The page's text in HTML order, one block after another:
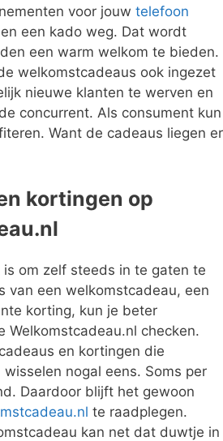
voor jouw telefoon
een kado weg. Dat wordt
een warm welkom te bieden.
welkomstcadeaus ook ingezet
nieuwe klanten te werven en
concurrent. Als consument kun
Want de cadeaus liegen er
kortingen op
om zelf steeds in te gaten te
van een welkomstcadeau, een
korting, kun je beter
Welkomstcadeau.nl checken.
en kortingen die
nogal eens. Soms per
Daardoor blijft het gewoon
te raadplegen.
kan net dat duwtje in